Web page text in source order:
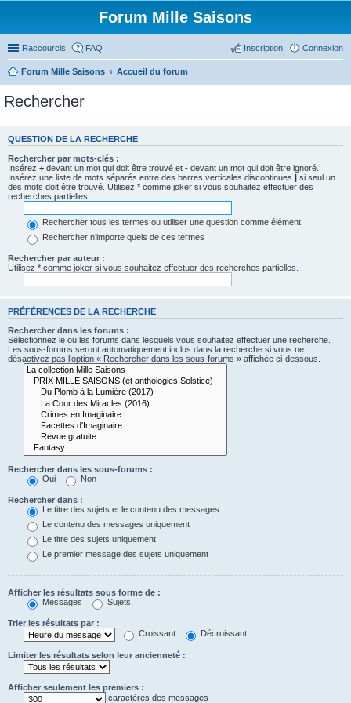
Forum Mille Saisons
Raccourcis FAQ Connexion
Inscription
Forum Mille Saisons Accueil du forum
Rechercher
QUESTION DE LA RECHERCHE
Rechercher par mots-clés :
Insérez + devant un mot qui doit être trouvé et - devant un mot qui doit être ignoré.
Insérez une liste de mots séparés entre des barres verticales discontinues | si seul un
des mots doit être trouvé. Utilisez * comme joker si vous souhaitez effectuer des
recherches partielles.
Rechercher tous les termes ou utiliser une question comme élément
Rechercher n’importe quels de ces termes
Rechercher par auteur :
Utilisez * comme joker si vous souhaitez effectuer des recherches partielles.
PRÉFÉRENCES DE LA RECHERCHE
Rechercher dans les forums :
Sélectionnez le ou les forums dans lesquels vous souhaitez effectuer une recherche.
Les sous-forums seront automatiquement inclus dans la recherche si vous ne
désactivez pas l’option « Rechercher dans les sous-forums » affichée ci-dessous.
Rechercher dans les sous-forums :
Oui
Non
Rechercher dans :
Le titre des sujets et le contenu des messages
Le contenu des messages uniquement
Le titre des sujets uniquement
Le premier message des sujets uniquement
Afficher les résultats sous forme de :
Messages
Sujets
Trier les résultats par :
Croissant
Décroissant
Limiter les résultats selon leur ancienneté :
Afficher seulement les premiers :
caractères des messages